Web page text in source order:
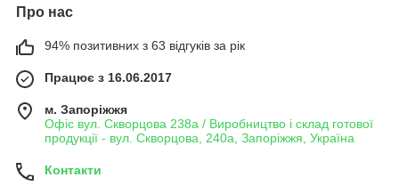
Про нас
94% позитивних з 63 відгуків за рік
Працює з 16.06.2017
м. Запоріжжя
Офіс вул. Скворцова 238а / Виробництво і склад готової
продукції - вул. Скворцова, 240а, Запоріжжя, Україна
Контакти